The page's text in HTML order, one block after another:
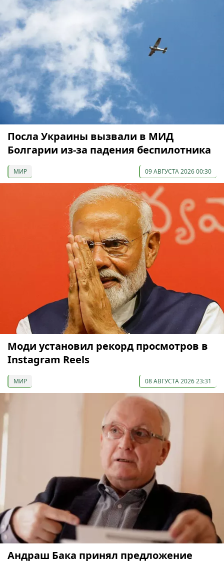
Посла Украины вызвали в МИД
Болгарии из-за падения беспилотника
МИР 09 АВГУСТА 2026 00:30
Моди установил рекорд просмотров в
Instagram Reels
МИР 08 АВГУСТА 2026 23:31
Андраш Бака принял предложение